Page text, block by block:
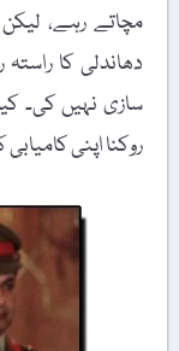
مچاتے رہے، لیکن
دھاندلی کا
سازی نہیں کی۔
روکنا اپنی کامیابی